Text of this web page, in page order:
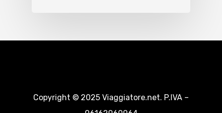
Copyright © 2025 Viaggiatore.net. P.IVA –